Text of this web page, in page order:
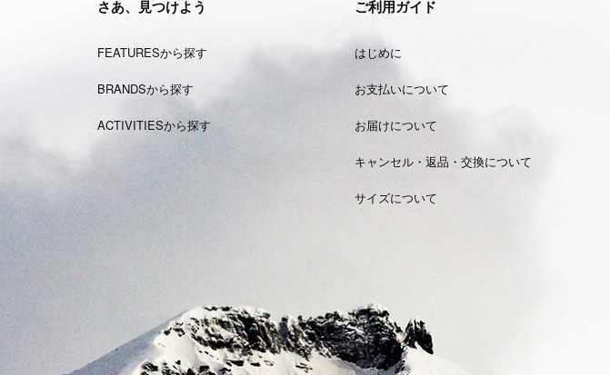
さあ、見つけよう
FEATURESから探す
BRANDSから探す
ACTIVITIESから探す
ご利用ガイド
はじめに
お支払いについて
お届けについて
キャンセル・返品・交換について
サイズについて